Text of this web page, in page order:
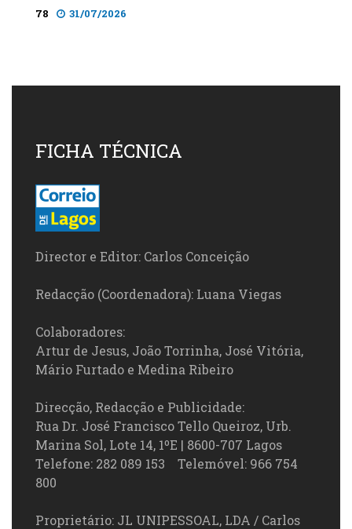
78 31/07/2026
FICHA TÉCNICA
Director e Editor: Carlos Conceição
Redacção (Coordenadora): Luana Viegas
Colaboradores:
Artur de Jesus, João Torrinha, José Vitória,
Mário Furtado e Medina Ribeiro
Direcção, Redacção e Publicidade:
Rua Dr. José Francisco Tello Queiroz, Urb.
Marina Sol, Lote 14, 1ºE | 8600-707 Lagos
Telefone: 282 089 153 Telemóvel: 966 754
800
Proprietário: JL UNIPESSOAL, LDA / Carlos